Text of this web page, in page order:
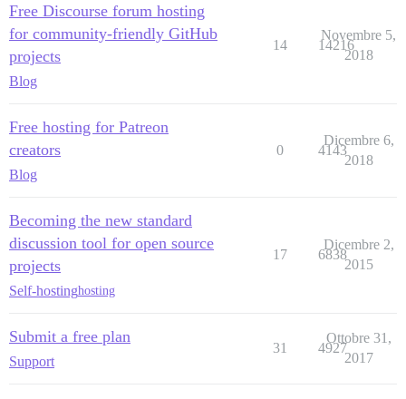
Free Discourse forum hosting
for community-friendly GitHub
projects
Blog
14 14216
Novembre 5,
2018
Free hosting for Patreon
creators
Blog
0 4143
Dicembre 6,
2018
Becoming the new standard
discussion tool for open source
projects
Self-hostinghosting
17 6838
Dicembre 2,
2015
Submit a free plan
Support
31 4927
Ottobre 31,
2017